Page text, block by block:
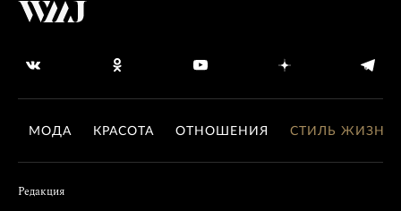
МОДА КРАСОТА ОТНОШЕНИЯ СТИЛЬ ЖИЗНИ
Редакция